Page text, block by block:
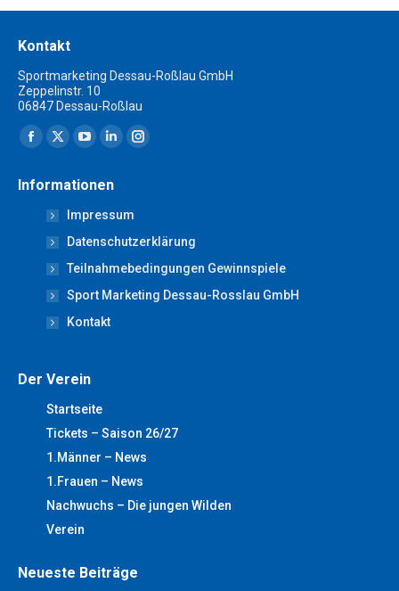
Kontakt
Sportmarketing Dessau-Roßlau GmbH
Zeppelinstr. 10
06847 Dessau-Roßlau
Finden Sie uns auf:
Facebook
opens
new
window
X
opens
in
new
window
YouTube
opens
in
new
window
Linkedin
opens
in
new
window
Instagram
new
window
Informationen
Impressum
Datenschutzerklärung
Teilnahmebedingungen Gewinnspiele
Sport Marketing Dessau-Rosslau GmbH
Kontakt
Der Verein
Startseite
Tickets – Saison 26/27
1.Männer – News
1.Frauen – News
Nachwuchs – Die jungen Wilden
Verein
Neueste Beiträge